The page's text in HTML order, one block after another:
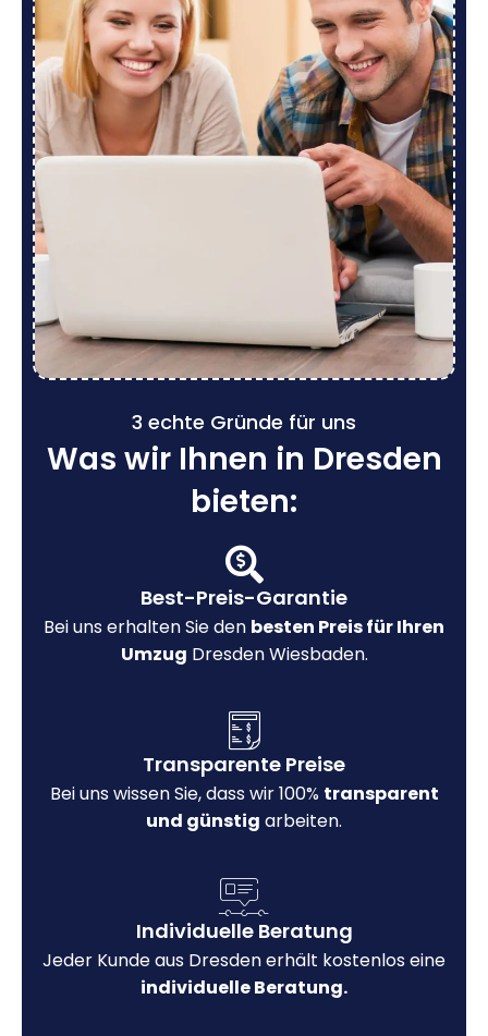
3 echte Gründe für uns
Was wir Ihnen in Dresden
bieten:
Best-Preis-Garantie
Bei uns erhalten Sie den besten Preis für Ihren
Umzug Dresden Wiesbaden.
Transparente Preise
Bei uns wissen Sie, dass wir 100% transparent
und günstig arbeiten.
Individuelle Beratung
Jeder Kunde aus Dresden erhält kostenlos eine
individuelle Beratung.